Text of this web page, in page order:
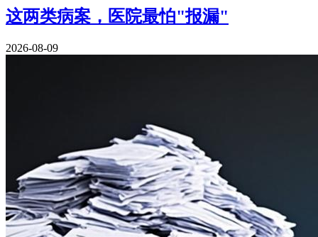
这两类病案，医院最怕"报漏"
2026-08-09